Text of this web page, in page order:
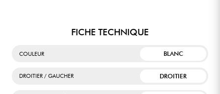
FICHE TECHNIQUE
COULEUR BLANC
DROITIER / GAUCHER DROITIER